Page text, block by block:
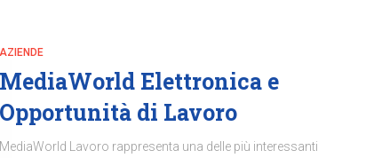
AZIENDE
MediaWorld Elettronica e
Opportunità di Lavoro
MediaWorld Lavoro rappresenta una delle più interessanti